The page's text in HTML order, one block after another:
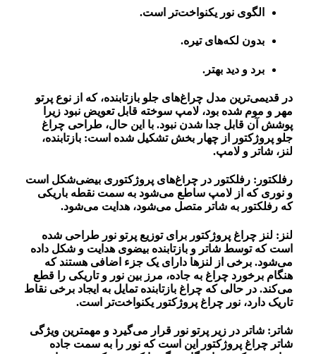
الگوی نور یکنواخت‌تر است.
بدون لکه‌های تیره.
برد و دید بهتر .
در قدیمی‌ترین مدل چراغ‌های جلو بازتابنده، که از نوع پرتو
مهر و موم شده بود، لامپ سوخته قابل تعویض نبود زیرا
پوشش آن قابل جدا شدن نبود. با این حال، طراحی چراغ
جلو پروژکتور از چهار بخش تشکیل شده است: بازتابنده،
لنز، شاتر و لامپ.
رفلکتور: رفلکتور در چراغ‌های پروژکتوری بیضی‌شکل است
و نوری که از لامپ ساطع می‌شود به سمت نقطه باریکی
که رفلکتور به شاتر متصل می‌شود، هدایت می‌شود.
لنز: لنز چراغ پروژکتور برای توزیع پرتو نور طراحی شده
است که توسط شاتر و بازتابنده بیضوی هدایت و شکل داده
می‌شود. برخی از لنزها دارای یک جزء اضافی هستند که
هنگام برخورد چراغ به جاده، مرز بین نور و تاریکی را قطع
می‌کند. در حالی که چراغ بازتابنده تمایل به ایجاد برخی نقاط
تاریک دارد، نور چراغ پروژکتور یکنواخت‌تر است.
شاتر: شاتر در زیر پرتو نور قرار می‌گیرد و مهمترین ویژگی
شاتر چراغ پروژکتور این است که نور را به سمت جاده